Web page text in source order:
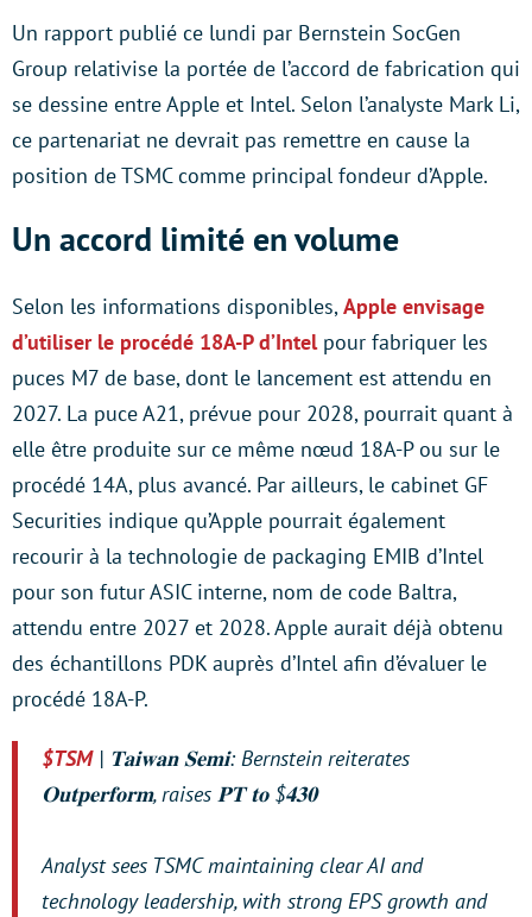
Un rapport publié ce lundi par Bernstein SocGen
Group relativise la portée de l’accord de fabrication qui
se dessine entre Apple et Intel. Selon l’analyste Mark Li,
ce partenariat ne devrait pas remettre en cause la
position de TSMC comme principal fondeur d’Apple.
Un accord limité en volume
Selon les informations disponibles,Apple envisage
d’utiliser le procédé 18A-P d’Intelpour fabriquer les
puces M7 de base, dont le lancement est attendu en
2027. La puce A21, prévue pour 2028, pourrait quant à
elle être produite sur ce même nœud 18A-P ou sur le
procédé 14A, plus avancé. Par ailleurs, le cabinet GF
Securities indique qu’Apple pourrait également
recourir à la technologie de packaging EMIB d’Intel
pour son futur ASIC interne, nom de code Baltra,
attendu entre 2027 et 2028. Apple aurait déjà obtenu
des échantillons PDK auprès d’Intel afin d’évaluer le
procédé 18A-P.
$TSM| 𝐓𝐚𝐢𝐰𝐚𝐧 𝐒𝐞𝐦𝐢: Bernstein reiterates
𝐎𝐮𝐭𝐩𝐞𝐫𝐟𝐨𝐫𝐦, raises 𝐏𝐓 𝐭𝐨 $𝟒𝟑𝟎
Analyst sees TSMC maintaining clear AI and
technology leadership, with strong EPS growth and